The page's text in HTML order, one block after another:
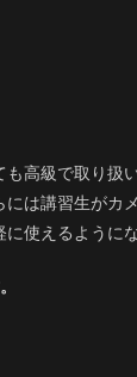
高級で取り扱
は講習生がカ
使えるようにな